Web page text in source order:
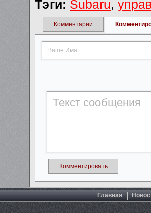
Тэги: Subaru,
Комментарии
Комментировать
Главная